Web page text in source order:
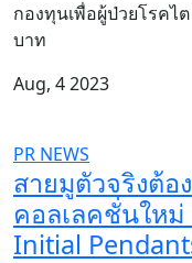
กองทุนเพื่อผู้ป่วยโรคไ
บาท
Aug, 4 2023
PR NEWS
สายมูตัวจริงต้อ
คอลเลคชั่นใหม่
Initial